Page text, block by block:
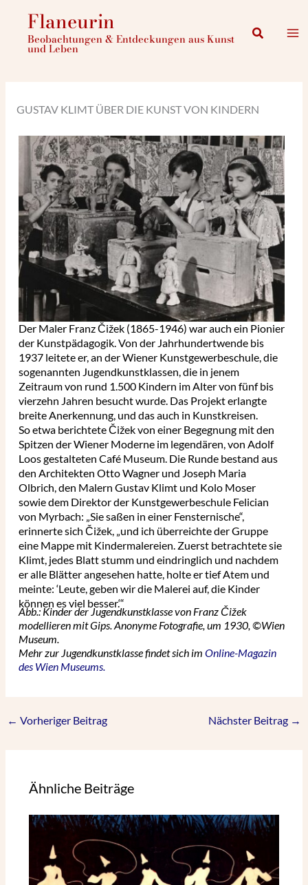
springen
Flaneurin
Beobachtungen & Entdeckungen aus Kunst
und Leben
Suchen
GUSTAV KLIMT ÜBER DIE KUNST VON KINDERN
Der Maler Franz Čižek (1865-1946) war auch ein Pionier
der Kunstpädagogik. Von der Jahrhundertwende bis
1937 leitete er, an der Wiener Kunstgewerbeschule, die
sogenannten Jugendkunstklassen, die in jenem
Zeitraum von rund 1.500 Kindern im Alter von fünf bis
vierzehn Jahren besucht wurde. Das Projekt erlangte
breite Anerkennung, und das auch in Kunstkreisen.
So etwa berichtete Čižek von einer Begegnung mit den
Spitzen der Wiener Moderne im legendären, von Adolf
Loos gestalteten Café Museum. Die Runde bestand aus
den Architekten Otto Wagner und Joseph Maria
Olbrich, den Malern Gustav Klimt und Kolo Moser
sowie dem Direktor der Kunstgewerbeschule Felician
von Myrbach: „Sie saßen in einer Fensternische“,
erinnerte sich Čižek, „und ich überreichte der Gruppe
eine Mappe mit Kindermalereien. Zuerst betrachtete sie
Klimt, jedes Blatt stumm und eindringlich und nachdem
er alle Blätter angesehen hatte, holte er tief Atem und
meinte: ‘Leute, geben wir die Malerei auf, die Kinder
können es viel besser.‘“
Abb.: Kinder der Jugendkunstklasse von Franz Čižek
modellieren mit Gips. Anonyme Fotografie, um 1930, ©Wien
Museum.
Mehr zur Jugendkunstklasse findet sich im Online-Magazin
des Wien Museums.
← Vorheriger Beitrag Nächster Beitrag →
Ähnliche Beiträge